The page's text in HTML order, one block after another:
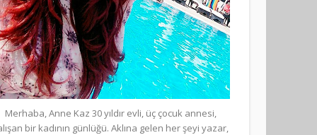
Merhaba, Anne Kaz 30 yıldır evli, üç çocuk annesi,
bir kadının günlüğü. Aklına gelen her şeyi yazar,